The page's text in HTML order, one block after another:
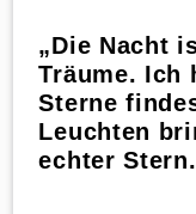
„Die Nacht
Träume. Ich
Sterne
Leuchten
echter